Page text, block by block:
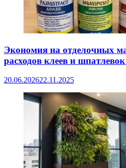
Экономия на отделочных
расходов клеев и
20.06.202622.11.2025